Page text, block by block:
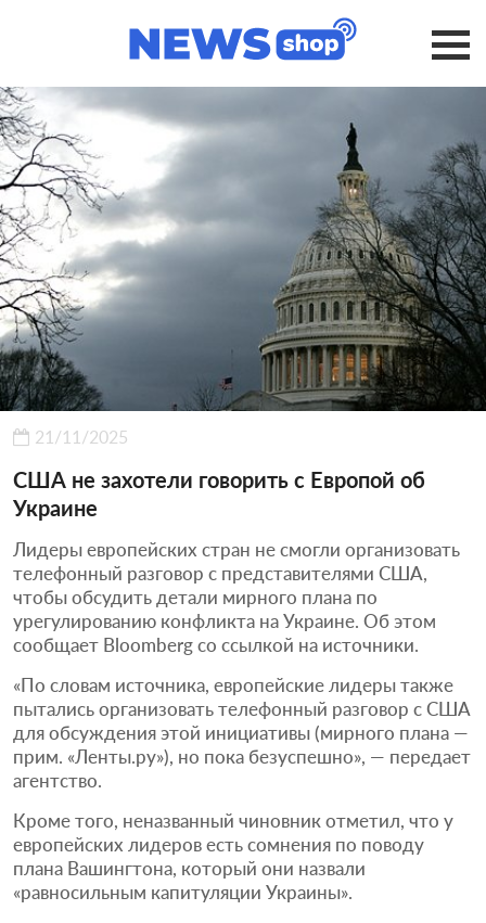
21/11/2025
США не захотели говорить с Европой об
Украине
Лидеры европейских стран не смогли организовать
телефонный разговор с представителями США,
чтобы обсудить детали мирного плана по
урегулированию конфликта на Украине. Об этом
сообщает Bloomberg со ссылкой на источники.
«По словам источника, европейские лидеры также
пытались организовать телефонный разговор с США
для обсуждения этой инициативы (мирного плана —
прим. «Ленты.ру»), но пока безуспешно», — передает
агентство.
Кроме того, неназванный чиновник отметил, что у
европейских лидеров есть сомнения по поводу
плана Вашингтона, который они назвали
«равносильным капитуляции Украины».